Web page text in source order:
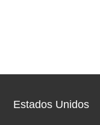
Estados Unidos